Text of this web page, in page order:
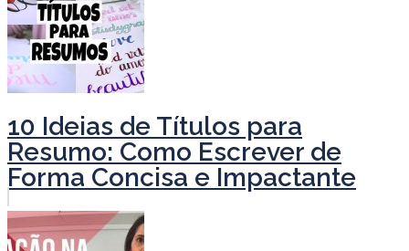
10 Ideias de Títulos para
Resumo: Como Escrever de
Forma Concisa e Impactante